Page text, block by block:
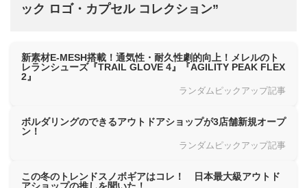
ック ロゴ・カプセル コレクション”
新素材E-MESH搭載！通気性・耐久性劇的向上！メレルのト
レランシューズ『TRAIL GLOVE 4』『AGILITY PEAK FLEX
2』
ランダムピックアップ記事
ボルダリングのできるアウトドアショップが3店舗新規オープ
ン！
ランダムピックアップ記事
この冬のトレンドスノボギアはコレ！ 日本最大級アウトド
アショップの推しを聞いた！